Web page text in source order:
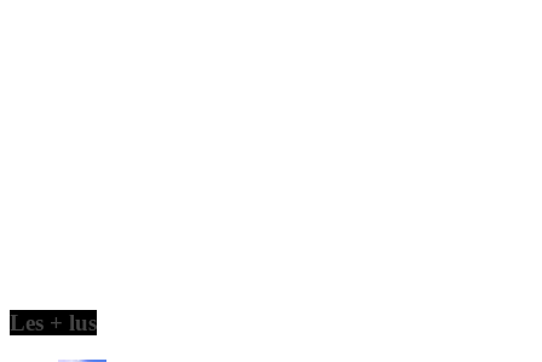
Les + lus